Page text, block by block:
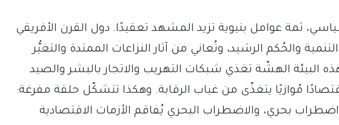
ثمة عوامل بنيوية تزيد المشهد تعقيدًا. دول القرن الأفريقي
والحُكم الرشيد، وتُعاني من آثار النزاعات الممتدة والتغيُّر
هذه البيئة الهشّة تغذي شبكات التهريب والاتجار بالبشر والصيد
مُوازيًا يتغذّى من غياب الرقابة. وهكذا تتشكّل حلقة مفرغة:
بحري، والاضطراب البحري يُفاقم الأزمات الاقتصادية